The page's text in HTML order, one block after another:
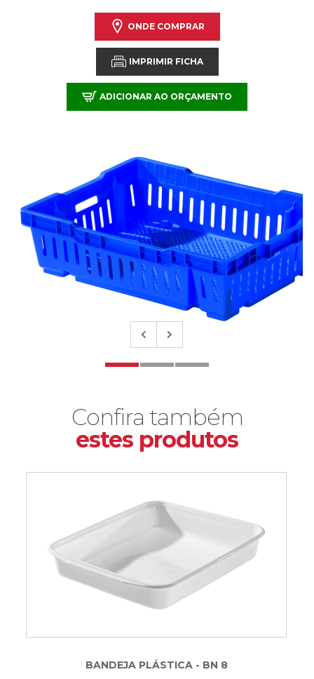
ONDE COMPRAR
IMPRIMIR FICHA
ADICIONAR AO ORÇAMENTO
Confira também
estes produtos
BANDEJA PLÁSTICA - BN 8